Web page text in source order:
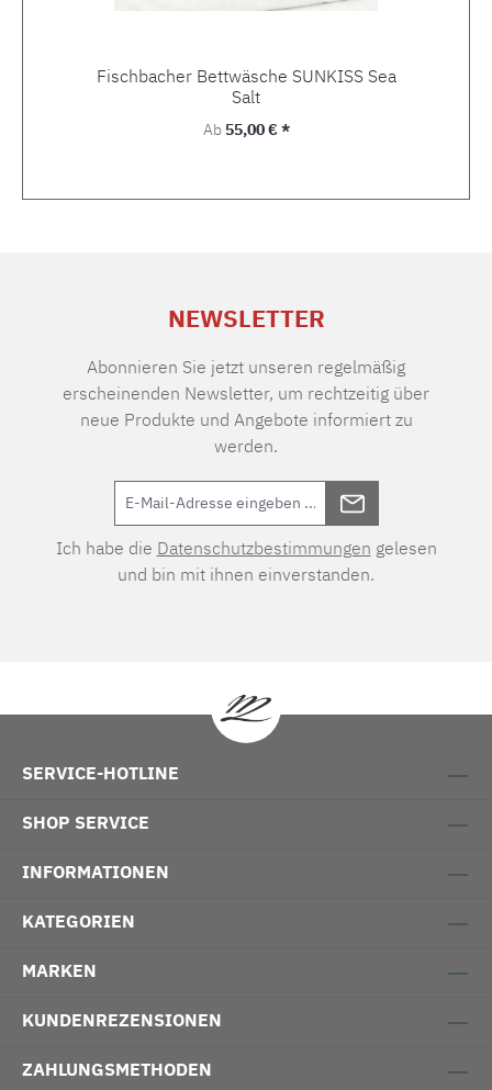
Fischbacher Bettwäsche SUNKISS Sea
Salt
Regulärer Preis:
Ab 55,00 € *
NEWSLETTER
Abonnieren Sie jetzt unseren regelmäßig
erscheinenden Newsletter, um rechtzeitig über
neue Produkte und Angebote informiert zu
werden.
Ich habe die Datenschutzbestimmungen gelesen
und bin mit ihnen einverstanden.
SERVICE-HOTLINE
SHOP SERVICE
INFORMATIONEN
KATEGORIEN
MARKEN
KUNDENREZENSIONEN
ZAHLUNGSMETHODEN